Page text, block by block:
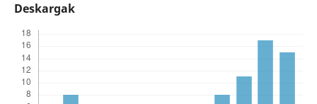
Deskargak